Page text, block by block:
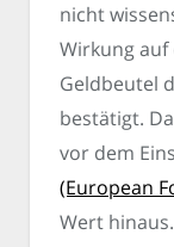
nicht
Wirkung
Geldbeutel
bestätigt.
vor dem
(European
Wert hinaus.